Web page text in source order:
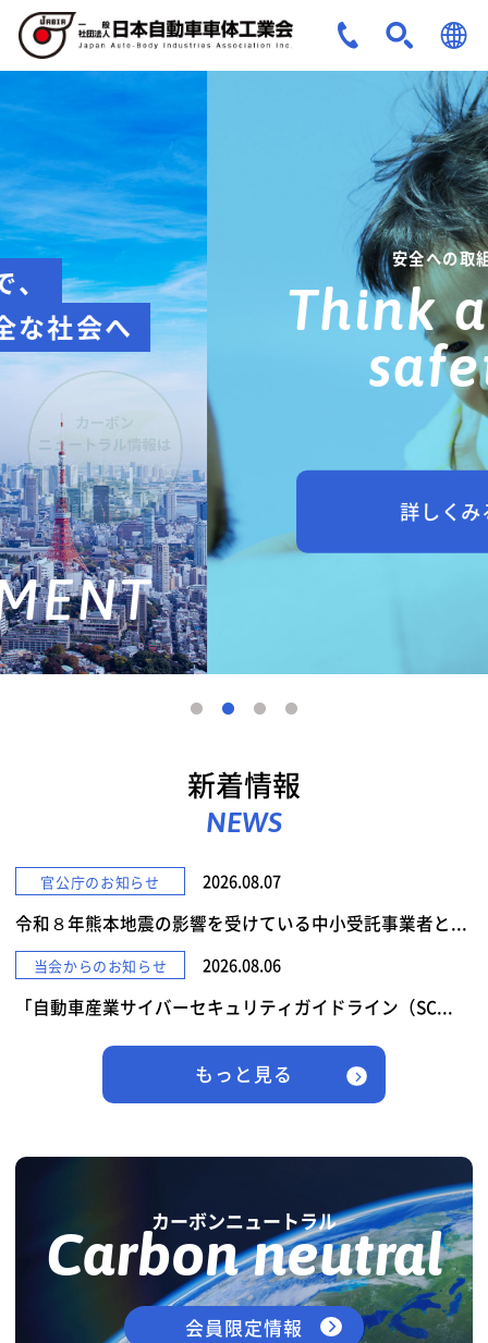
JPN
ENG
安全への取組み
Think about
safety
詳しくみる
新着情報
NEWS
官公庁のお知らせ 2026.08.07
令和８年熊本地震の影響を受けている中小受託事業者と...
当会からのお知らせ 2026.08.06
「自動車産業サイバーセキュリティガイドライン（SC...
もっと見る
カーボンニュートラル
Carbon neutral
会員限定情報